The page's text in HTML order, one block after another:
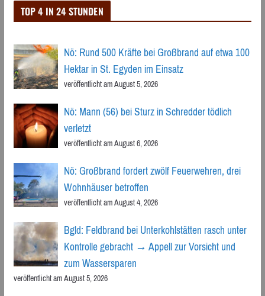
TOP 4 IN 24 STUNDEN
Nö: Rund 500 Kräfte bei Großbrand auf etwa 100
Hektar in St. Egyden im Einsatz
veröffentlicht am August 5, 2026
Nö: Mann (56) bei Sturz in Schredder tödlich
verletzt
veröffentlicht am August 6, 2026
Nö: Großbrand fordert zwölf Feuerwehren, drei
Wohnhäuser betroffen
veröffentlicht am August 4, 2026
Bgld: Feldbrand bei Unterkohlstätten rasch unter
Kontrolle gebracht → Appell zur Vorsicht und
zum Wassersparen
veröffentlicht am August 5, 2026